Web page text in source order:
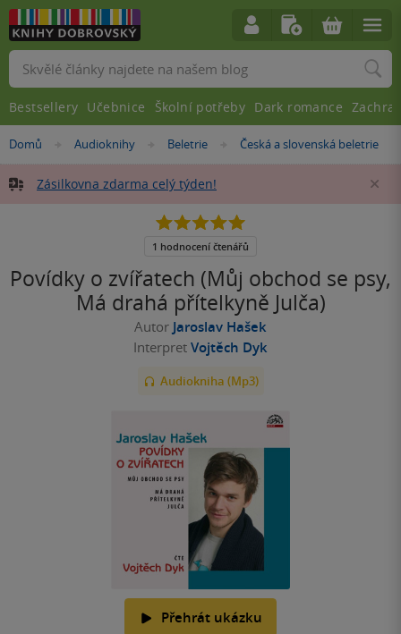
Nacházíte
zde:
Domů »Audioknihy »
Beletrie »
Česká a slovenská beletrie
Zásilkovna zdarma celý týden!
Povídky o zvířatech (Můj obchod se psy,
Má drahá přítelkyně Julča)
Autor Jaroslav Hašek
Interpret Vojtěch Dyk
Audiokniha (Mp3)
Přehrát ukázku
5.0
5
1 hodnocení čtenářů
Vyhledávání
Bestsellery Učebnice Školní potřeby Dark romance